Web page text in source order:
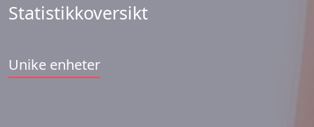
Statistikkoversikt
Unike enheter